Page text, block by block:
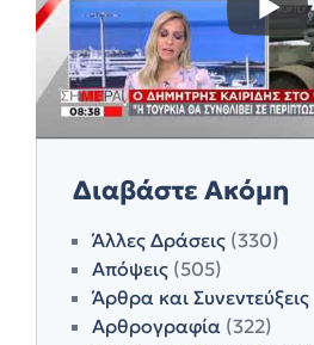
Διαβάστε Ακόμη
Άλλες Δράσεις (330)
Απόψεις (505)
Άρθρα και Συνεντεύξεις
Αρθρογραφία (322)